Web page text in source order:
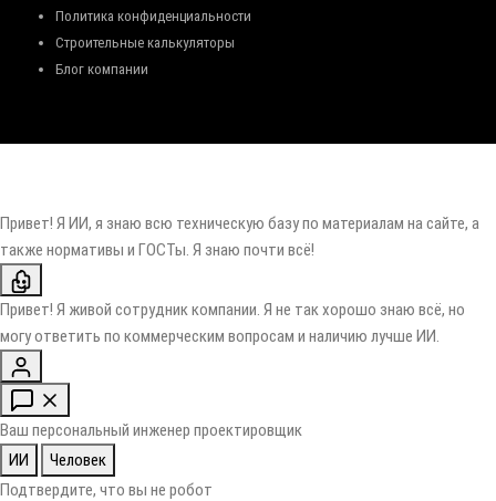
Политика конфиденциальности
Строительные калькуляторы
Блог компании
Привет! Я ИИ, я знаю всю техническую базу по материалам на сайте, а
также нормативы и ГОСТы. Я знаю почти всё!
Привет! Я живой сотрудник компании. Я не так хорошо знаю всё, но
могу ответить по коммерческим вопросам и наличию лучше ИИ.
Ваш персональный инженер проектировщик
ИИ
Человек
Подтвердите, что вы не робот